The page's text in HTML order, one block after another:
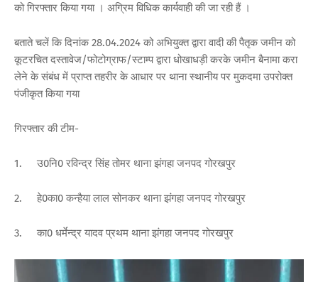
को गिरफ्तार किया गया । अग्रिम विधिक कार्यवाही की जा रही हैं ।
बताते चलें कि दिनांक 28.04.2024 को अभियुक्त द्वारा वादी की पैतृक जमीन को
कूटरचित दस्तावेज/फोटोग्राफ/स्टाम्प द्वारा धोखाधड़ी करके जमीन बैनामा करा
लेने के संबंध में प्राप्त तहरीर के आधार पर थाना स्थानीय पर मुकदमा उपरोक्त
पंजीकृत किया गया
गिरफ्तार की टीम-
1. उ0नि0 रविन्द्र सिंह तोमर थाना झंगहा जनपद गोरखपुर
2. हे0का0 कन्हैया लाल सोनकर थाना झंगहा जनपद गोरखपुर
3. का0 धर्मेन्द्र यादव प्रथम थाना झंगहा जनपद गोरखपुर